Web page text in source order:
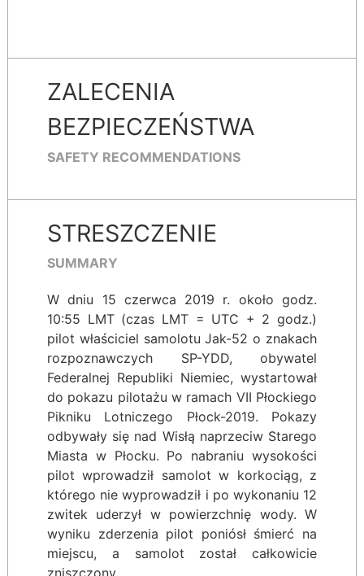
ZALECENIA
BEZPIECZEŃSTWA
SAFETY RECOMMENDATIONS
STRESZCZENIE
SUMMARY
W dniu 15 czerwca 2019 r. około godz.
10:55 LMT (czas LMT = UTC + 2 godz.)
pilot właściciel samolotu Jak-52 o znakach
rozpoznawczych SP-YDD, obywatel
Federalnej Republiki Niemiec, wystartował
do pokazu pilotażu w ramach VII Płockiego
Pikniku Lotniczego Płock-2019. Pokazy
odbywały się nad Wisłą naprzeciw Starego
Miasta w Płocku. Po nabraniu wysokości
pilot wprowadził samolot w korkociąg, z
którego nie wyprowadził i po wykonaniu 12
zwitek uderzył w powierzchnię wody. W
wyniku zderzenia pilot poniósł śmierć na
miejscu, a samolot został całkowicie
zniszczony.